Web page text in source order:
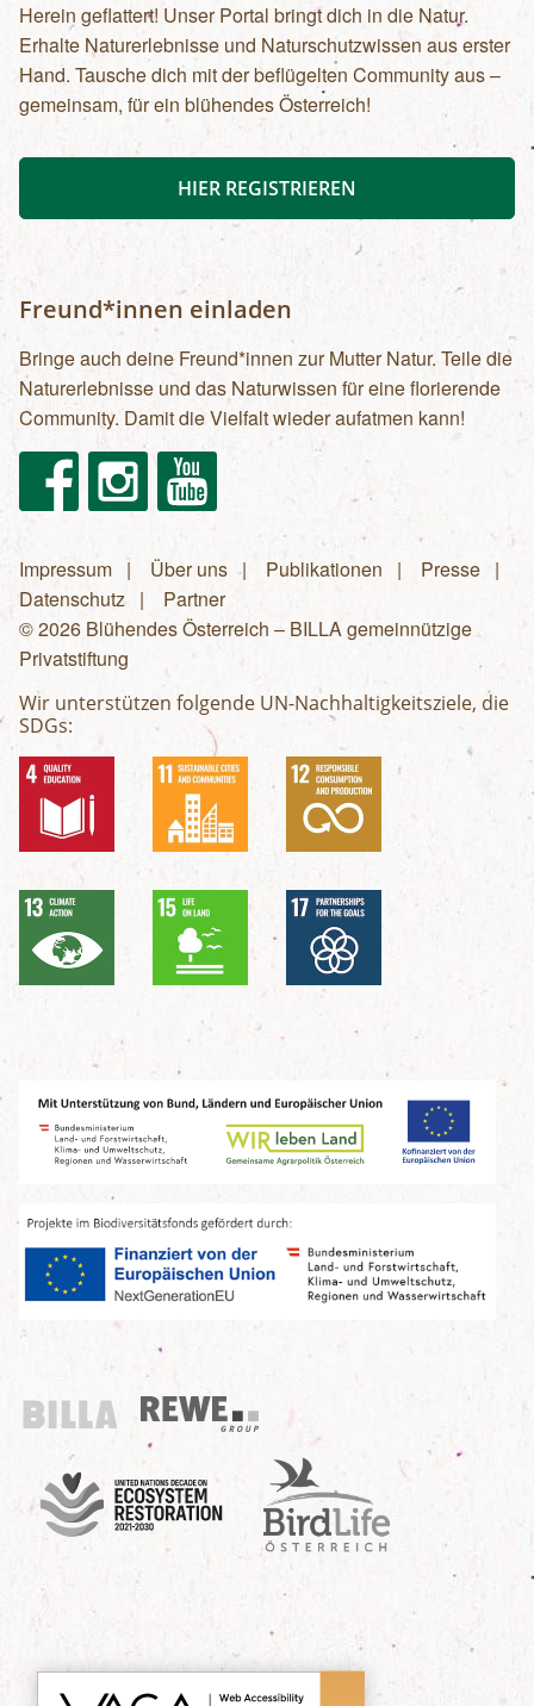
Herein geflattert! Unser Portal bringt dich in die Natur.
Erhalte Naturerlebnisse und Naturschutzwissen aus erster
Hand. Tausche dich mit der beflügelten Community aus –
gemeinsam, für ein blühendes Österreich!
HIER REGISTRIEREN
Freund*innen einladen
Bringe auch deine Freund*innen zur Mutter Natur. Teile die
Naturerlebnisse und das Naturwissen für eine florierende
Community. Damit die Vielfalt wieder aufatmen kann!
FacebookInstagram Youtube
Fußzeilenmenü
Impressum Über uns Publikationen
Presse
Datenschutz
Partner
© 2026 Blühendes Österreich – BILLA gemeinnützige
Privatstiftung
Wir unterstützen folgende UN-Nachhaltigkeitsziele, die
SDGs:
Billa
REWE Group
UN Decade
Birdlife